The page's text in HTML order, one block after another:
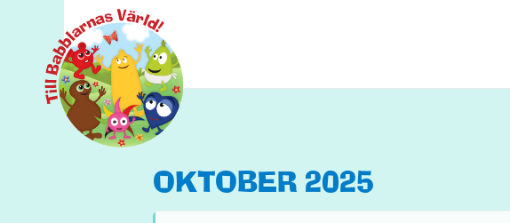
OKTOBER 2025